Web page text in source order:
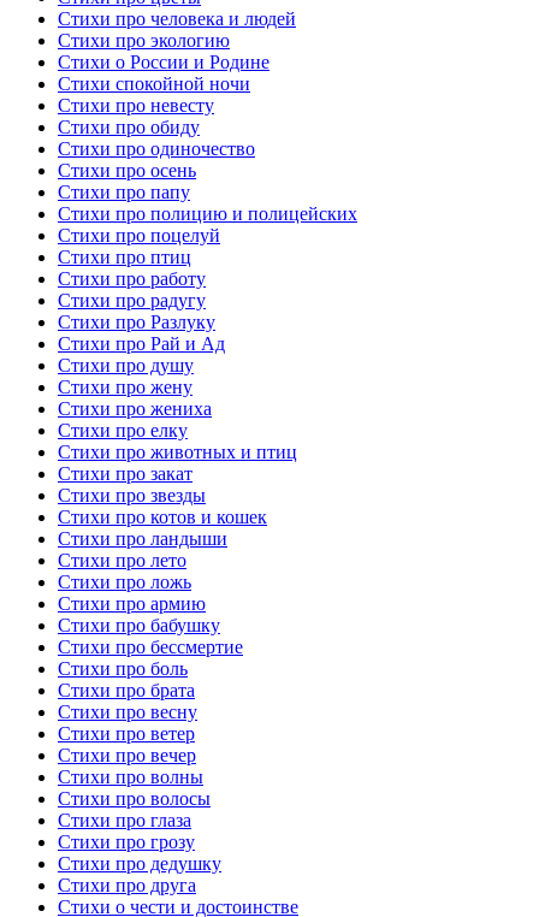
Стихи про человека и людей
Стихи про экологию
Стихи о России и Родине
Стихи спокойной ночи
Стихи про невесту
Стихи про обиду
Стихи про одиночество
Стихи про осень
Стихи про папу
Стихи про полицию и полицейских
Стихи про поцелуй
Стихи про птиц
Стихи про работу
Стихи про радугу
Стихи про Разлуку
Стихи про Рай и Ад
Стихи про душу
Стихи про жену
Стихи про жениха
Стихи про елку
Стихи про животных и птиц
Стихи про закат
Стихи про звезды
Стихи про котов и кошек
Стихи про ландыши
Стихи про лето
Стихи про ложь
Стихи про армию
Стихи про бабушку
Стихи про бессмертие
Стихи про боль
Стихи про брата
Стихи про весну
Стихи про ветер
Стихи про вечер
Стихи про волны
Стихи про волосы
Стихи про глаза
Стихи про грозу
Стихи про дедушку
Стихи про друга
Стихи о чести и достоинстве